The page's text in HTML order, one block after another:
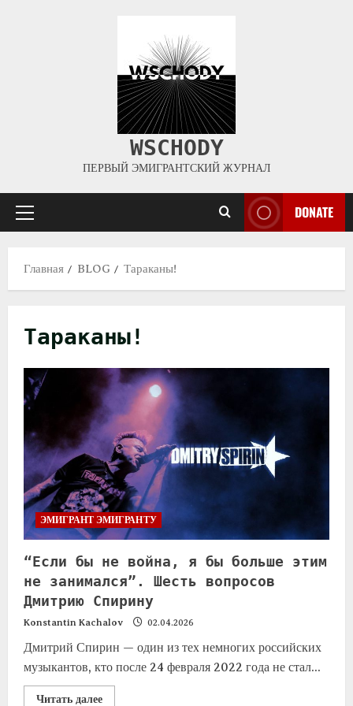
WSCHODY
ПЕРВЫЙ ЭМИГРАНТСКИЙ ЖУРНАЛ
DONATE
Главная BLOG Тараканы!
Тараканы!
ЭМИГРАНТ ЭМИГРАНТУ
“Если бы не война, я бы больше этим
не занимался”. Шесть вопросов
Дмитрию Спирину
Konstantin Kachalov 02.04.2026
Дмитрий Спирин — один из тех немногих российских
музыкантов, кто после 24 февраля 2022 года не стал...
Читать далее